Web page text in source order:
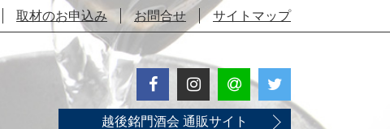
取材のお申込み お問合せ サイトマップ
越後銘門酒会 通販サイト